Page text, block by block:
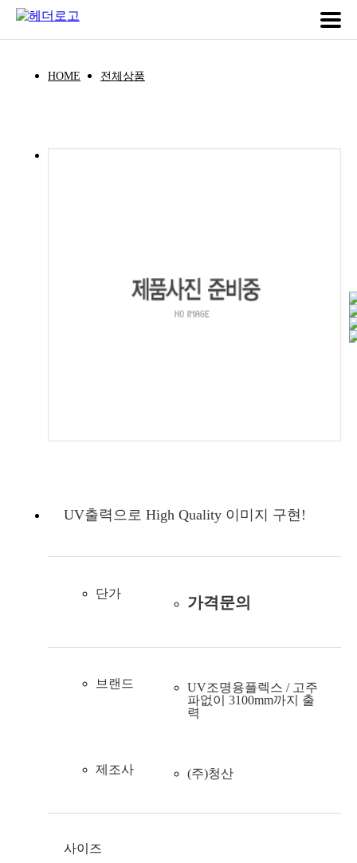
HOME 전체상품
UV출력으로 High Quality 이미지 구현!
단가
가격문의
브랜드
UV조명용플렉스 / 고주
파없이 3100mm까지 출
력
제조사 (주)청산
사이즈